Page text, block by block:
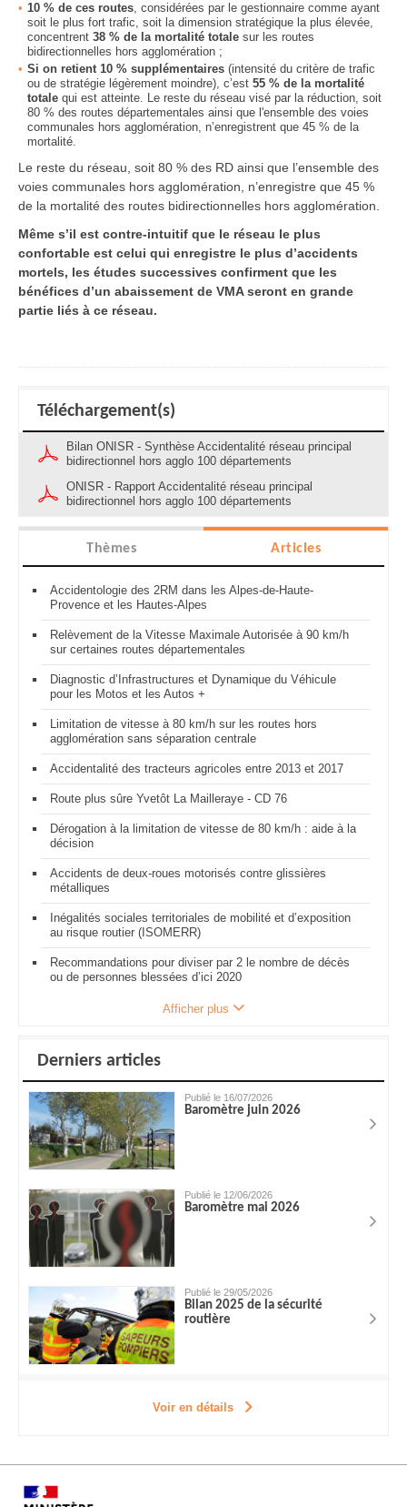
10 % de ces routes, considérées par le gestionnaire comme ayant
soit le plus fort trafic, soit la dimension stratégique la plus élevée,
concentrent 38 % de la mortalité totale sur les routes
bidirectionnelles hors agglomération ;
Si on retient 10 % supplémentaires (intensité du critère de trafic
ou de stratégie légèrement moindre), c’est 55 % de la mortalité
totale qui est atteinte. Le reste du réseau visé par la réduction, soit
80 % des routes départementales ainsi que l'ensemble des voies
communales hors agglomération, n’enregistrent que 45 % de la
mortalité.
Le reste du réseau, soit 80 % des RD ainsi que l’ensemble des
voies communales hors agglomération, n’enregistre que 45 %
de la mortalité des routes bidirectionnelles hors agglomération.
Même s’il est contre-intuitif que le réseau le plus
confortable est celui qui enregistre le plus d’accidents
mortels, les études successives confirment que les
bénéfices d’un abaissement de VMA seront en grande
partie liés à ce réseau.
Téléchargement(s)
Bilan ONISR - Synthèse Accidentalité réseau principal
bidirectionnel hors agglo 100 départements
ONISR - Rapport Accidentalité réseau principal
bidirectionnel hors agglo 100 départements
Thèmes Articles
Accidentologie des 2RM dans les Alpes-de-Haute-
Provence et les Hautes-Alpes
Relèvement de la Vitesse Maximale Autorisée à 90 km/h
sur certaines routes départementales
Diagnostic d’Infrastructures et Dynamique du Véhicule
pour les Motos et les Autos +
Limitation de vitesse à 80 km/h sur les routes hors
agglomération sans séparation centrale
Accidentalité des tracteurs agricoles entre 2013 et 2017
Route plus sûre Yvetôt La Mailleraye - CD 76
Dérogation à la limitation de vitesse de 80 km/h : aide à la
décision
Accidents de deux-roues motorisés contre glissières
métalliques
Inégalités sociales territoriales de mobilité et d’exposition
au risque routier (ISOMERR)
Recommandations pour diviser par 2 le nombre de décès
ou de personnes blessées d’ici 2020
Afficher plus
Derniers articles
Publié le 16/07/2026
Baromètre juin 2026
Publié le 12/06/2026
Baromètre mai 2026
Publié le 29/05/2026
Bilan 2025 de la sécurité
routière
Voir en détails